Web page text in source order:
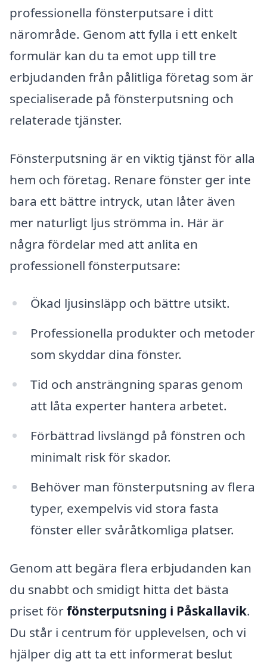
professionella fönsterputsare i ditt
närområde. Genom att fylla i ett enkelt
formulär kan du ta emot upp till tre
erbjudanden från pålitliga företag som är
specialiserade på fönsterputsning och
relaterade tjänster.
Fönsterputsning är en viktig tjänst för alla
hem och företag. Renare fönster ger inte
bara ett bättre intryck, utan låter även
mer naturligt ljus strömma in. Här är
några fördelar med att anlita en
professionell fönsterputsare:
Ökad ljusinsläpp och bättre utsikt.
Professionella produkter och metoder
som skyddar dina fönster.
Tid och ansträngning sparas genom
att låta experter hantera arbetet.
Förbättrad livslängd på fönstren och
minimalt risk för skador.
Behöver man fönsterputsning av flera
typer, exempelvis vid stora fasta
fönster eller svåråtkomliga platser.
Genom att begära flera erbjudanden kan
du snabbt och smidigt hitta det bästa
priset förfönsterputsning i Påskallavik.
Du står i centrum för upplevelsen, och vi
hjälper dig att ta ett informerat beslut